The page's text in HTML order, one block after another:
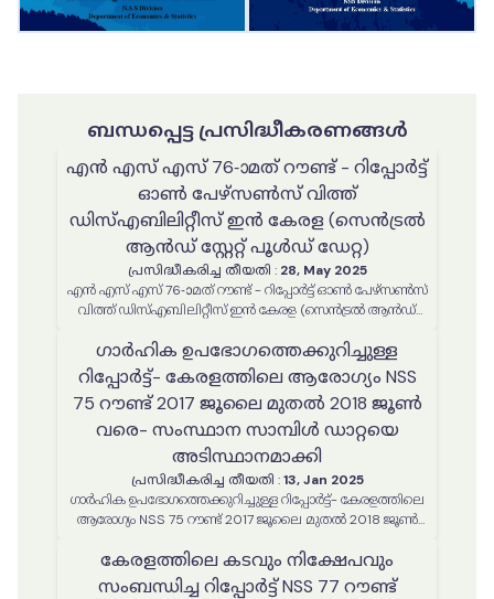
ബന്ധപ്പെട്ട പ്രസിദ്ധീകരണങ്ങൾ
എൻ എസ് എസ് 76-ാമത് റൗണ്ട് - റിപ്പോർട്ട്
ഓൺ പേഴ്സൺസ് വിത്ത്
ഡിസ്എബിലിറ്റീസ് ഇൻ കേരള (സെൻട്രൽ
ആൻഡ് സ്റ്റേറ്റ് പൂൾഡ് ഡേറ്റ)
പ്രസിദ്ധീകരിച്ച തീയതി : 28, May 2025
എൻ എസ് എസ് 76-ാമത് റൗണ്ട് - റിപ്പോർട്ട് ഓൺ പേഴ്സൺസ്
വിത്ത് ഡിസ്എബിലിറ്റീസ് ഇൻ കേരള (സെൻട്രൽ ആൻഡ്
ഗാർഹിക ഉപഭോഗത്തെക്കുറിച്ചുള്ള
റിപ്പോർട്ട്- കേരളത്തിലെ ആരോഗ്യം NSS
75 റൗണ്ട് 2017 ജൂലൈ മുതൽ 2018 ജൂൺ
വരെ- സംസ്ഥാന സാമ്പിൾ ഡാറ്റയെ
അടിസ്ഥാനമാക്കി
പ്രസിദ്ധീകരിച്ച തീയതി : 13, Jan 2025
ഗാർഹിക ഉപഭോഗത്തെക്കുറിച്ചുള്ള റിപ്പോർട്ട്- കേരളത്തിലെ
ആരോഗ്യം NSS 75 റൗണ്ട് 2017 ജൂലൈ മുതൽ 2018 ജൂൺ
കേരളത്തിലെ കടവും നിക്ഷേപവും
സംബന്ധിച്ച റിപ്പോർട്ട് NSS 77 റൗണ്ട്